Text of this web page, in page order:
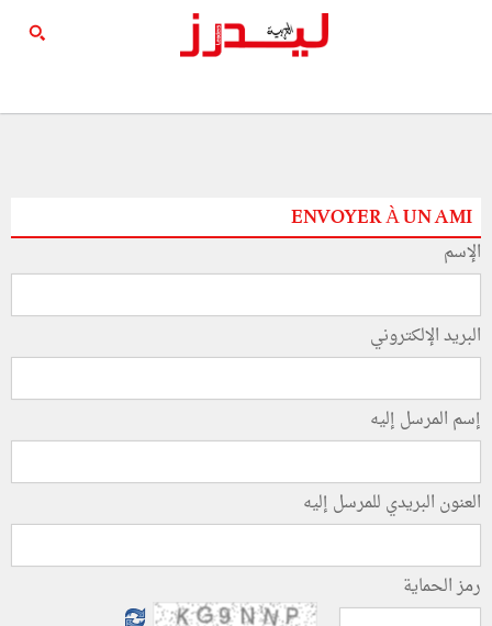
ENVOYER À UN AMI
الإسم
البريد الإلكتروني
إسم المرسل إليه
العنون البريدي للمرسل إليه
رمز الحماية